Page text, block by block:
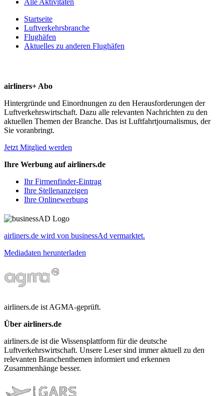
Startseite
Luftverkehrsbranche
Flughäfen
Aktuelles zu anderen Flughäfen
airliners+ Abo
Hintergründe und Einordnungen zu den Herausforderungen der
Luftverkehrswirtschaft. Dazu alle relevanten Nachrichten zu den
aktuellen Themen der Branche. Das ist Luftfahrtjournalismus, der
Sie voranbringt.
Jetzt Mitglied werden
Ihre Werbung auf airliners.de
Ihr Firmenfinder-Eintrag
Ihre Stellenanzeigen
Ihre Onlinewerbung
airliners.de wird von businessAd vermarktet.
Mediadaten herunterladen
airliners.de ist AGMA-geprüft.
Über airliners.de
airliners.de ist die Wissensplattform für die deutsche
Luftverkehrswirtschaft. Unsere Leser sind immer aktuell zu den
relevanten Branchenthemen informiert und erkennen
Zusammenhänge besser.